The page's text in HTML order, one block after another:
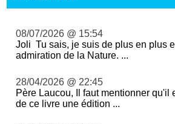
08/07/2026 @ 15:54
Joli Tu sais, je suis de plus en plus
admiration de la Nature. ...
28/04/2026 @ 22:45
Père Laucou, Il faut mentionner qu'il
de ce livre une édition ...